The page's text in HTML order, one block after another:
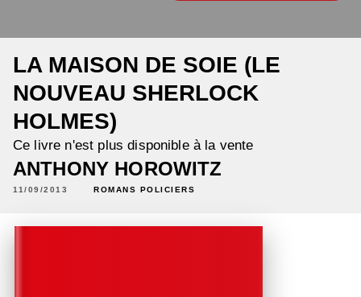
LA MAISON DE SOIE (LE
NOUVEAU SHERLOCK
HOLMES)
Ce livre n'est plus disponible à la vente
ANTHONY HOROWITZ
11/09/2013 ROMANS POLICIERS